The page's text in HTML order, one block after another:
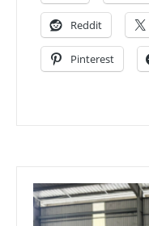
Reddit
Pinterest